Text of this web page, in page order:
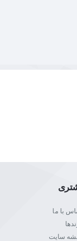
با ما
سایت